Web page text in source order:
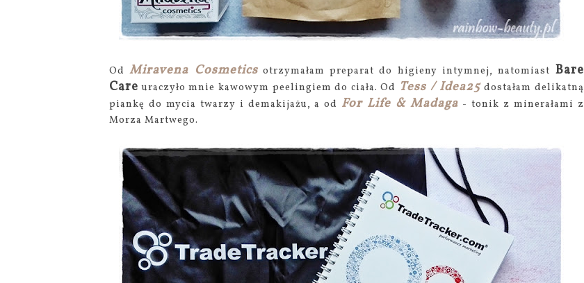
OdMiravena Cosmeticsotrzymałam preparat do higieny intymnej, natomiast Bare
Care uraczyło mnie kawowym peelingiem do ciała. Od Tess / Idea25dostałam delikatną
piankę do mycia twarzy i demakijażu, a od For Life & Madaga- tonik z minerałami z
Morza Martwego.